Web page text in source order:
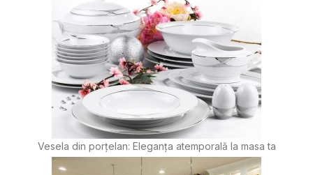
Vesela din porțelan: Eleganța atemporală la masa ta